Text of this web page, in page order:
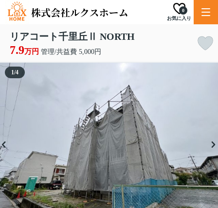
お気に入り
0
リアコート千里丘Ⅱ NORTH
7.9万円 管理/共益費 5,000円
1/4